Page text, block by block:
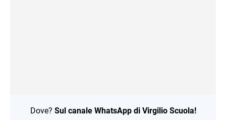
Dove? Sul canale WhatsApp di Virgilio Scuola!